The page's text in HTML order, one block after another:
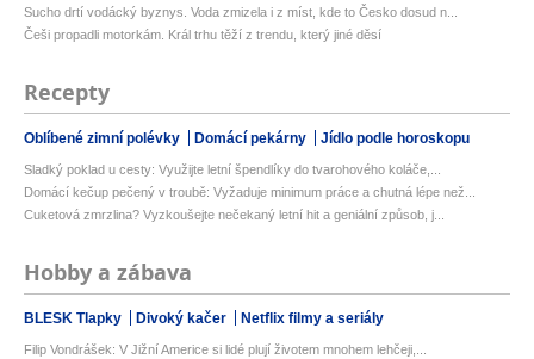
Sucho drtí vodácký byznys. Voda zmizela i z míst, kde to Česko dosud n...
Češi propadli motorkám. Král trhu těží z trendu, který jiné děsí
Recepty
Oblíbené zimní polévky Domácí pekárny Jídlo podle horoskopu
Sladký poklad u cesty: Využijte letní špendlíky do tvarohového koláče,...
Domácí kečup pečený v troubě: Vyžaduje minimum práce a chutná lépe než...
Cuketová zmrzlina? Vyzkoušejte nečekaný letní hit a geniální způsob, j...
Hobby a zábava
BLESK Tlapky Divoký kačer Netflix filmy a seriály
Filip Vondrášek: V Jižní Americe si lidé plují životem mnohem lehčeji,...